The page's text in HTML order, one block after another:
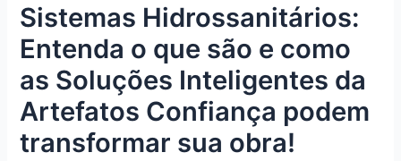
Sistemas Hidrossanitários:
Entenda o que são e como
as Soluções Inteligentes da
Artefatos Confiança podem
transformar sua obra!